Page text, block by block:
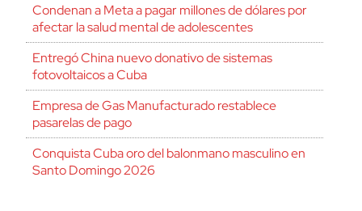
Condenan a Meta a pagar millones de dólares por
afectar la salud mental de adolescentes
Entregó China nuevo donativo de sistemas
fotovoltaicos a Cuba
Empresa de Gas Manufacturado restablece
pasarelas de pago
Conquista Cuba oro del balonmano masculino en
Santo Domingo 2026